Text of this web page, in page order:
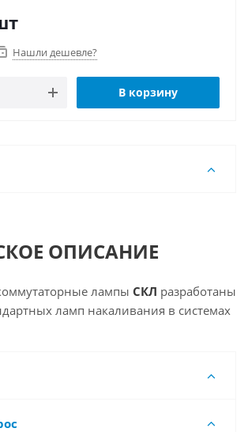
Нашли дешевле?
В корзину
ОПИСАНИЕ
лампы СКЛ разработаны
ламп накаливания в системах